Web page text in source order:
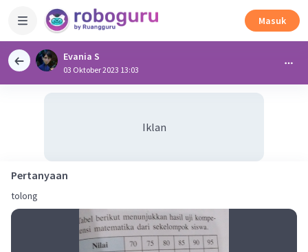
Masuk
Evania S
03 Oktober 2023 13:03
Iklan
Pertanyaan
tolong